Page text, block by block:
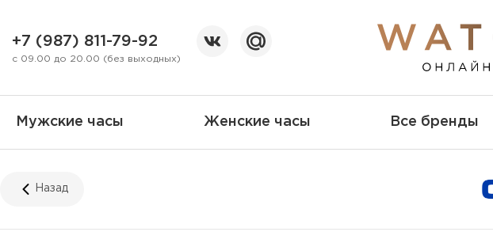
+7 (987) 811-79-92
с 09.00 до 20.00 (без выходных)
Мужские часы Женские часы Все бренды
Назад